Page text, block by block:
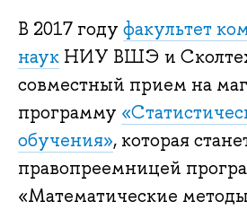
В 2017 году факультет
наук НИУ ВШЭ и Сколтех
совместный прием на
программу
обучения», которая
правопреемницей
«Математические